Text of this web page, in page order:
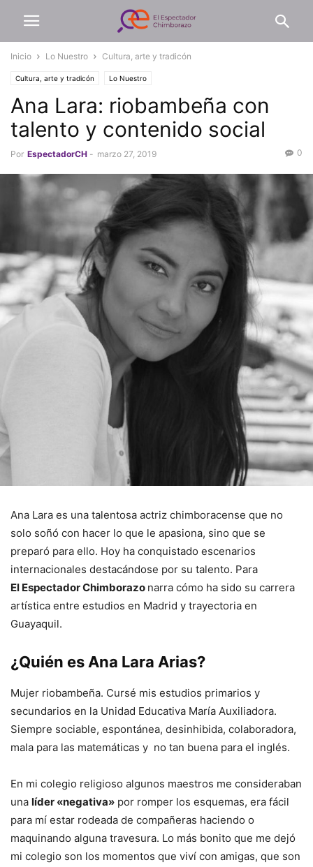
Inicio Lo Nuestro Cultura, arte y tradicón
Cultura, arte y tradicón Lo Nuestro
Ana Lara: riobambeña con
talento y contenido social
Por EspectadorCH - marzo 27, 2019 0
Ana Lara es una talentosa actriz chimboracense que no
solo soñó con hacer lo que le apasiona, sino que se
preparó para ello. Hoy ha conquistado escenarios
internacionales destacándose por su talento. Para
El Espectador Chimborazo narra cómo ha sido su carrera
artística entre estudios en Madrid y trayectoria en
Guayaquil.
¿Quién es Ana Lara Arias?
Mujer riobambeña. Cursé mis estudios primarios y
secundarios en la Unidad Educativa María Auxiliadora.
Siempre sociable, espontánea, desinhibida, colaboradora,
mala para las matemáticas y no tan buena para el inglés.
En mi colegio religioso algunos maestros me consideraban
una líder «negativa» por romper los esquemas, era fácil
para mí estar rodeada de compañeras haciendo o
maquinando alguna travesura. Lo más bonito que me dejó
mi colegio son los momentos que viví con amigas, que son